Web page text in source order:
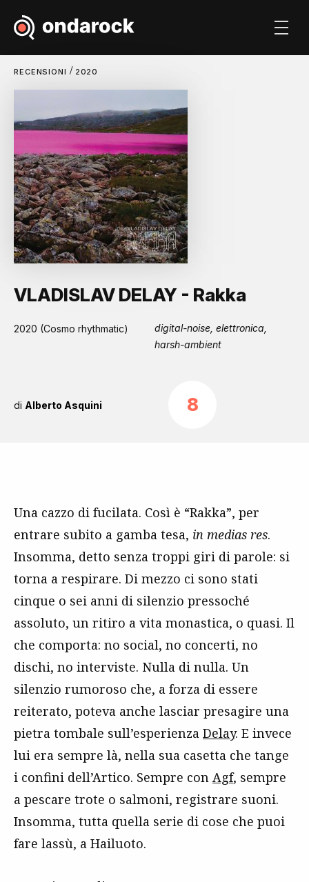
RECENSIONI / 2020
VLADISLAV DELAY - Rakka
2020 (Cosmo rhythmatic)
digital-noise, elettronica,
harsh-ambient
di Alberto Asquini 8
Una cazzo di fucilata. Così è “Rakka”, per
entrare subito a gamba tesa, in medias res.
Insomma, detto senza troppi giri di parole: si
torna a respirare. Di mezzo ci sono stati
cinque o sei anni di silenzio pressoché
assoluto, un ritiro a vita monastica, o quasi. Il
che comporta: no social, no concerti, no
dischi, no interviste. Nulla di nulla. Un
silenzio rumoroso che, a forza di essere
reiterato, poteva anche lasciar presagire una
pietra tombale sull’esperienza Delay. E invece
lui era sempre là, nella sua casetta che tange
i confini dell’Artico. Sempre con Agf, sempre
a pescare trote o salmoni, registrare suoni.
Insomma, tutta quella serie di cose che puoi
fare lassù, a Hailuoto.